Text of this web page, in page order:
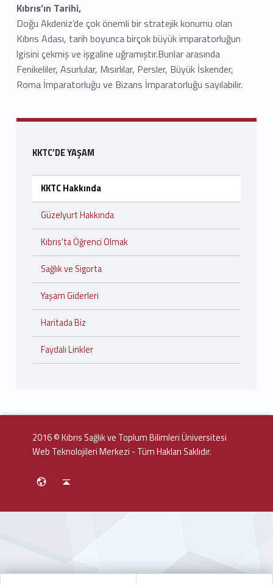
Kıbrıs’ın Tarihi,
Doğu Akdeniz’de çok önemli bir stratejik konumu olan
Kıbrıs Adası, tarih boyunca birçok büyük imparatorluğun
lgisini çekmiş ve işgaline uğramıştır.Bunlar arasında
Fenikeliler, Asurlular, Mısırlılar, Persler, Büyük İskender,
Roma İmparatorluğu ve Bizans İmparatorluğu sayılabilir.
Sidebar
KKTC’DE YAŞAM
KKTC Hakkında
Güzelyurt Hakkında
Kıbrıs’ta Öğrenci Olmak
Sağlık ve Sigorta
Yaşam Giderleri
Haritada Biz
Faydalı Linkler
2016 © Kıbrıs Sağlık ve Toplum Bilimleri Üniversitesi
Web Teknolojileri Merkezi - Tüm Hakları Saklıdır.
Social Menu